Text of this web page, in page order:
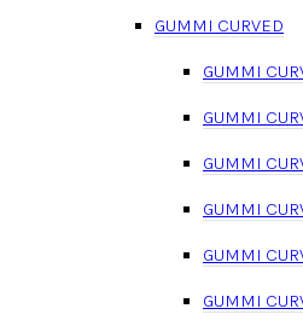
GUMMI CURVED
GUMMI
GUMMI
GUMMI
GUMMI
GUMMI
GUMMI